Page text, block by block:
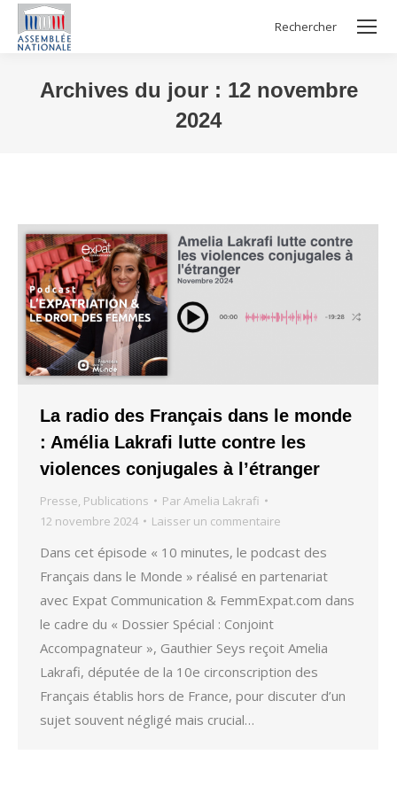
Search:
Rechercher
Archives du jour : 12 novembre
2024
La radio des Français dans le monde
: Amélia Lakrafi lutte contre les
violences conjugales à l’étranger
Presse, Publications ParAmelia Lakrafi
12 novembre 2024
Laisser un commentaire
Dans cet épisode « 10 minutes, le podcast des
Français dans le Monde » réalisé en partenariat
avec Expat Communication & FemmExpat.com dans
le cadre du « Dossier Spécial : Conjoint
Accompagnateur », Gauthier Seys reçoit Amelia
Lakrafi, députée de la 10e circonscription des
Français établis hors de France, pour discuter d’un
sujet souvent négligé mais crucial…